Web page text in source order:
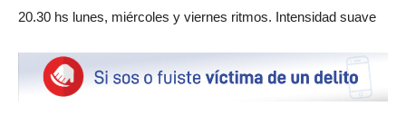
20.30 hs lunes, miércoles y viernes ritmos. Intensidad suave